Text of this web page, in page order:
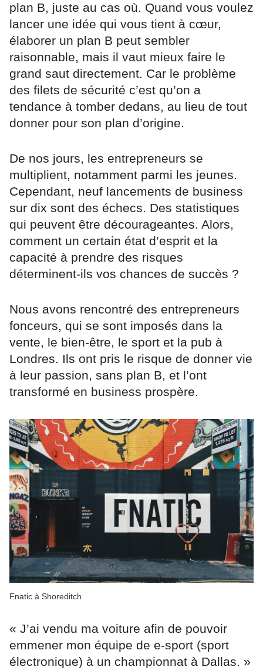
plan B, juste au cas où. Quand vous voulez
lancer une idée qui vous tient à cœur,
élaborer un plan B peut sembler
raisonnable, mais il vaut mieux faire le
grand saut directement. Car le problème
des filets de sécurité c’est qu’on a
tendance à tomber dedans, au lieu de tout
donner pour son plan d’origine.
De nos jours, les entrepreneurs se
multiplient, notamment parmi les jeunes.
Cependant, neuf lancements de business
sur dix sont des échecs. Des statistiques
qui peuvent être décourageantes. Alors,
comment un certain état d’esprit et la
capacité à prendre des risques
déterminent-ils vos chances de succès ?
Nous avons rencontré des entrepreneurs
fonceurs, qui se sont imposés dans la
vente, le bien-être, le sport et la pub à
Londres. Ils ont pris le risque de donner vie
à leur passion, sans plan B, et l’ont
transformé en business prospère.
Fnatic à Shoreditch
« J’ai vendu ma voiture afin de pouvoir
emmener mon équipe de e-sport (sport
électronique) à un championnat à Dallas. »